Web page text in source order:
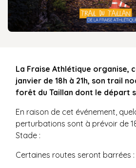
La Fraise Athlétique organise,
janvier de 18h à 21h, son trail
forêt du Taillan dont le départ
En raison de cet événement,
perturbations sont à prévoir de
Stade :
Certaines routes seront barrées :